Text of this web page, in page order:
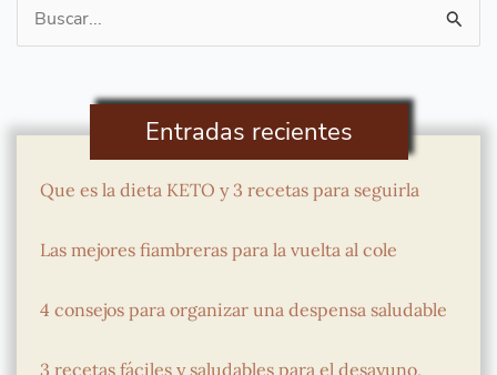
Buscar
por:
Entradas recientes
Que es la dieta KETO y 3 recetas para seguirla
Las mejores fiambreras para la vuelta al cole
4 consejos para organizar una despensa saludable
3 recetas fáciles y saludables para el desayuno,